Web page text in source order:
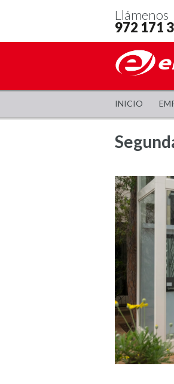
Llámenos
972 171
INICIO